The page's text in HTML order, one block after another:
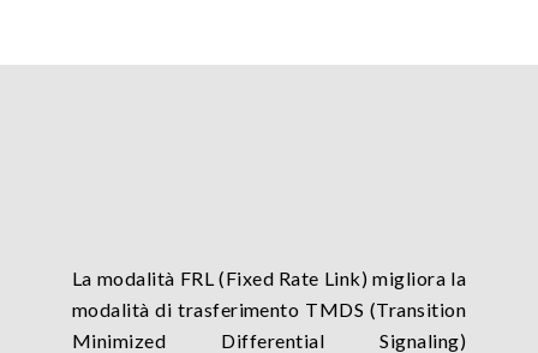
La modalità FRL (Fixed Rate Link) migliora la
modalità di trasferimento TMDS (Transition
Minimized Differential Signaling)